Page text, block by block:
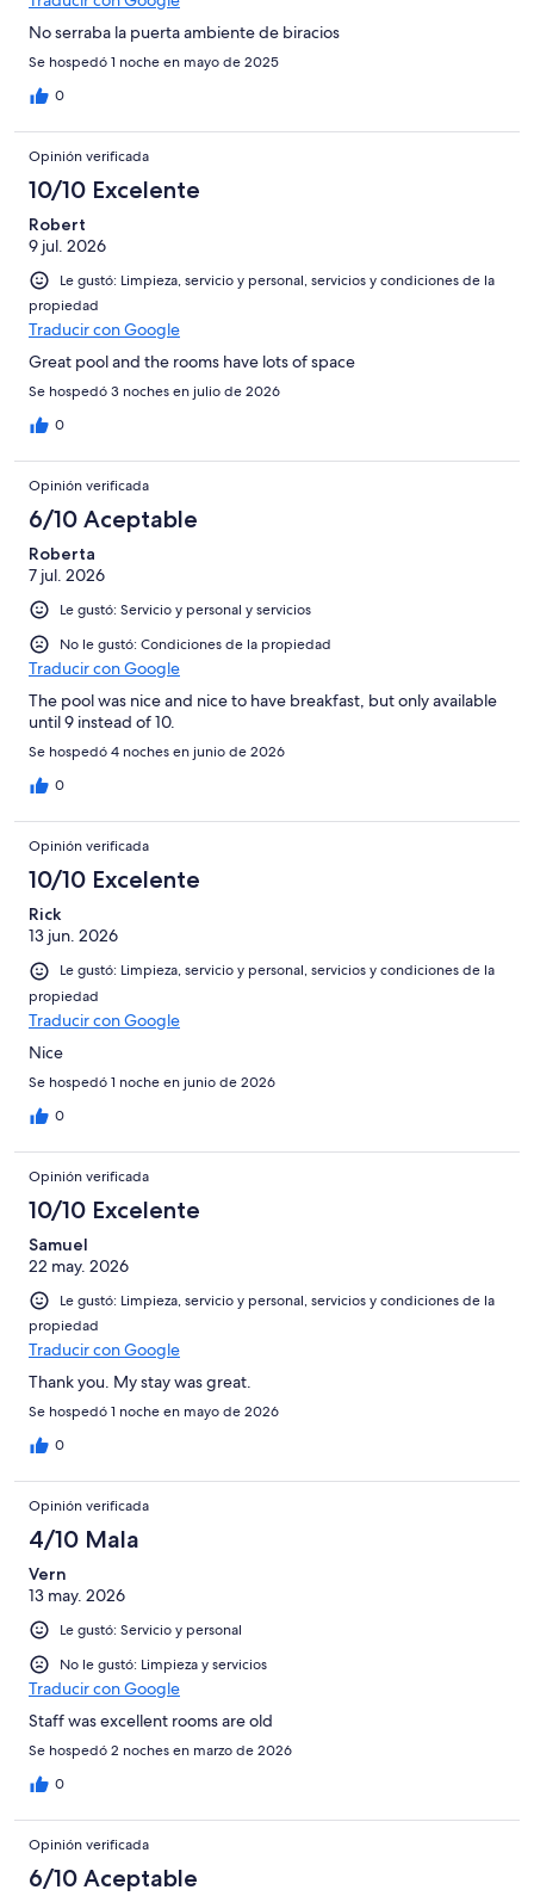
No serraba la puerta ambiente de biracios
Se hospedó 1 noche en mayo de 2025
0
Opinión verificada
10/10 Excelente
Robert
9 jul. 2026
Le gustó: Limpieza, servicio y personal, servicios y condiciones de la
propiedad
Traducir con Google
Great pool and the rooms have lots of space
Se hospedó 3 noches en julio de 2026
0
Opinión verificada
6/10 Aceptable
Roberta
7 jul. 2026
Le gustó: Servicio y personal y servicios
No le gustó: Condiciones de la propiedad
Traducir con Google
The pool was nice and nice to have breakfast, but only available
until 9 instead of 10.
Se hospedó 4 noches en junio de 2026
0
Opinión verificada
10/10 Excelente
Rick
13 jun. 2026
Le gustó: Limpieza, servicio y personal, servicios y condiciones de la
propiedad
Traducir con Google
Nice
Se hospedó 1 noche en junio de 2026
0
Opinión verificada
10/10 Excelente
Samuel
22 may. 2026
Le gustó: Limpieza, servicio y personal, servicios y condiciones de la
propiedad
Traducir con Google
Thank you. My stay was great.
Se hospedó 1 noche en mayo de 2026
0
Opinión verificada
4/10 Mala
Vern
13 may. 2026
Le gustó: Servicio y personal
No le gustó: Limpieza y servicios
Traducir con Google
Staff was excellent rooms are old
Se hospedó 2 noches en marzo de 2026
0
Opinión verificada
6/10 Aceptable